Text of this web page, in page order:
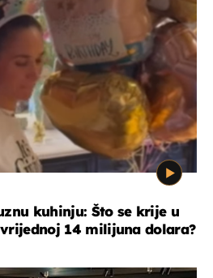
kuhinju: Što se krije u
14 milijuna dolara?